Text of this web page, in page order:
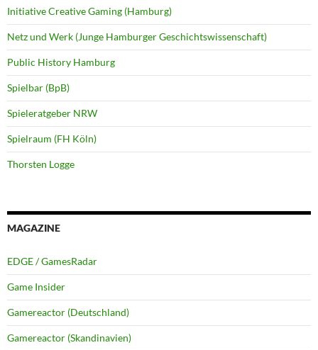
Initiative Creative Gaming (Hamburg)
Netz und Werk (Junge Hamburger Geschichtswissenschaft)
Public History Hamburg
Spielbar (BpB)
Spieleratgeber NRW
Spielraum (FH Köln)
Thorsten Logge
MAGAZINE
EDGE / GamesRadar
Game Insider
Gamereactor (Deutschland)
Gamereactor (Skandinavien)